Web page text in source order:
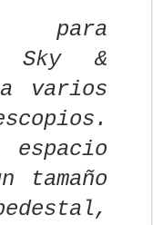
para
Sky &
varios
tamaño